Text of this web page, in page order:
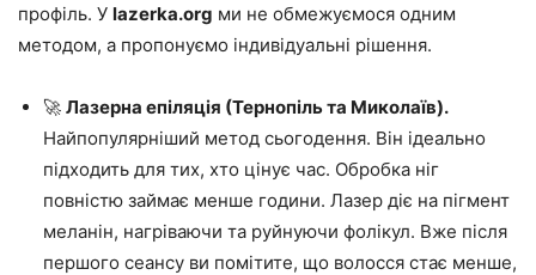
профіль. У lazerka.org ми не обмежуємося одним
методом, а пропонуємо індивідуальні рішення.
🚀 Лазерна епіляція (Тернопіль та Миколаїв).
Найпопулярніший метод сьогодення. Він ідеально
підходить для тих, хто цінує час. Обробка ніг
повністю займає менше години. Лазер діє на пігмент
меланін, нагріваючи та руйнуючи фолікул. Вже після
першого сеансу ви помітите, що волосся стає менше,